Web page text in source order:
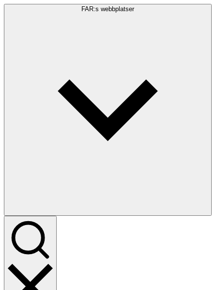
FAR:s webbplatser